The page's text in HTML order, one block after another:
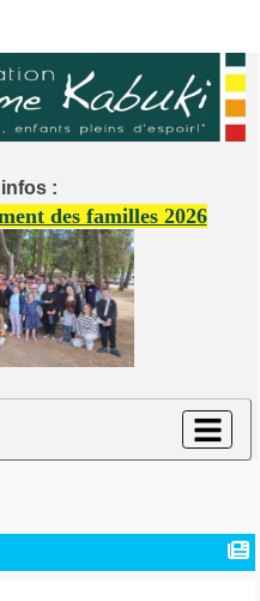
:
des familles 2026